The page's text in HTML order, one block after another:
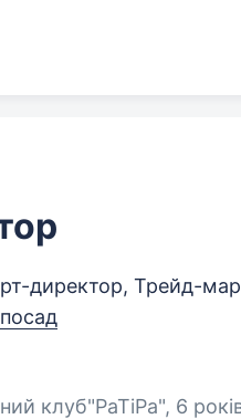
директор, Трейд-
клуб"PaTiPa", 6